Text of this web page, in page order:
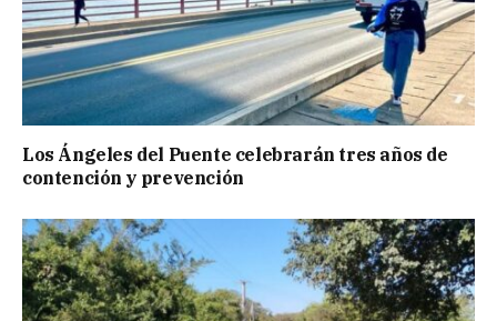
Los Ángeles del Puente celebrarán tres años de
contención y prevención